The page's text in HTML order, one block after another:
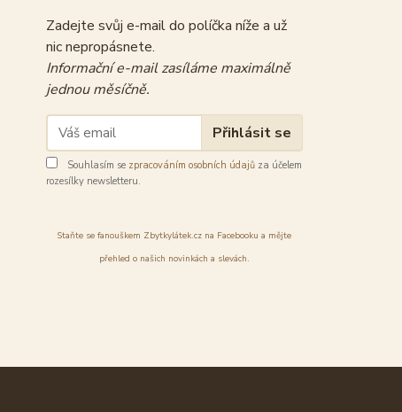
Zadejte svůj e-mail do políčka níže a už
nic nepropásnete.
Informační e-mail zasíláme maximálně
jednou měsíčně.
Přihlásit se
Souhlasím se zpracováním osobních údajů za účelem
rozesílky newsletteru.
Staňte se fanouškem Zbytkylátek.cz na Facebooku a mějte
přehled o našich novinkách a slevách.